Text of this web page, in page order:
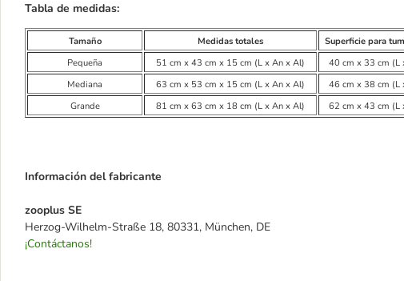
Tabla de medidas:
Tamaño Medidas totales Superficie para
Pequeña
51 cm x 43 cm x 15 cm (L x An x Al) 40 cm x 33 cm (L
Mediana
63 cm x 53 cm x 15 cm (L x An x Al) 46 cm x 38 cm (L
Grande
81 cm x 63 cm x 18 cm (L x An x Al) 62 cm x 43 cm (L
Información del fabricante
zooplus SE
Herzog-Wilhelm-Straße 18, 80331, München, DE
¡Contáctanos!